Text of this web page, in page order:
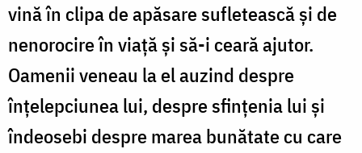
vină în clipa de apăsare sufletească și de
nenorocire în viață și să-i ceară ajutor.
Oamenii veneau la el auzind despre
înțelepciunea lui, despre sfințenia lui și
îndeosebi despre marea bunătate cu care